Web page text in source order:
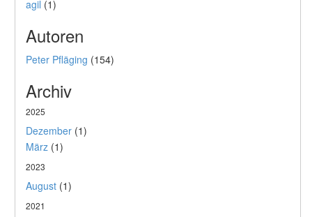
agil (1)
Autoren
Peter Pfläging (154)
Archiv
2025
Dezember (1)
März (1)
2023
August (1)
2021